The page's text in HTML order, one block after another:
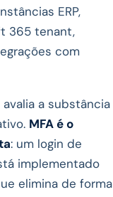
ERP,
365 tenant,
com
a substância
MFA é o
: um login de
implementado
elimina de forma